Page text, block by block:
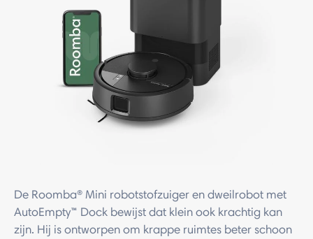
De Roomba® Mini robotstofzuiger en dweilrobot met
AutoEmpty™ Dock bewijst dat klein ook krachtig kan
zijn. Hij is ontworpen om krappe ruimtes beter schoon